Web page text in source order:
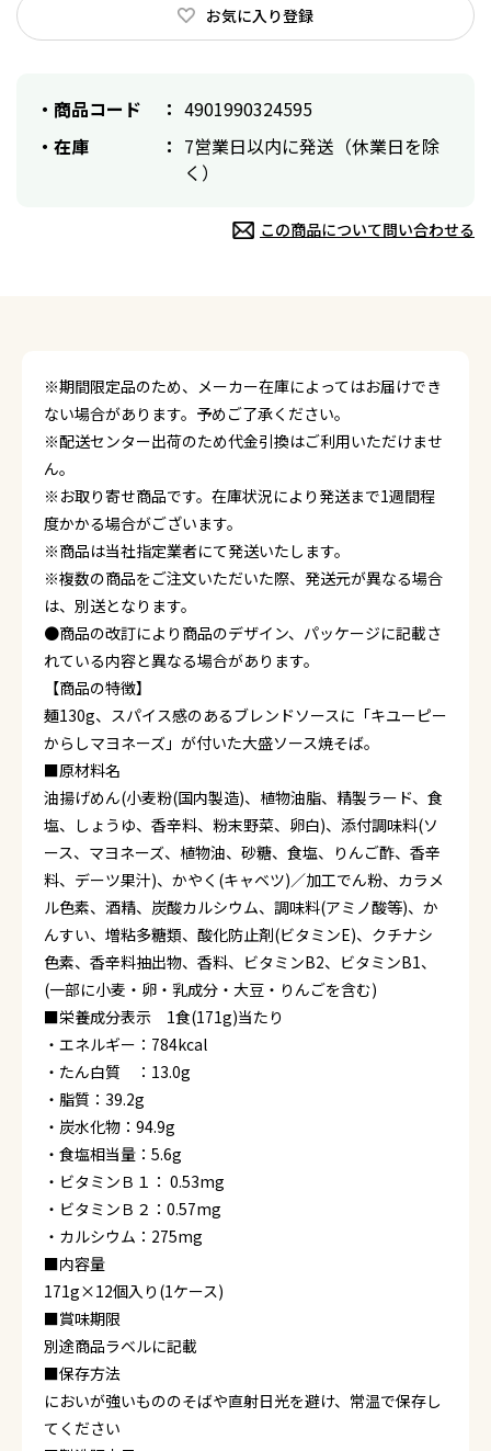
お気に入り登録
商品コード
4901990324595
在庫
7営業日以内に発送（休業日を除
く）
この商品について問い合わせる
※期間限定品のため、メーカー在庫によってはお届けでき
ない場合があります。予めご了承ください。
※配送センター出荷のため代金引換はご利用いただけませ
ん。
※お取り寄せ商品です。在庫状況により発送まで1週間程
度かかる場合がございます。
※商品は当社指定業者にて発送いたします。
※複数の商品をご注文いただいた際、発送元が異なる場合
は、別送となります。
●商品の改訂により商品のデザイン、パッケージに記載さ
れている内容と異なる場合があります。
【商品の特徴】
麺130g、スパイス感のあるブレンドソースに「キユーピー
からしマヨネーズ」が付いた大盛ソース焼そば。
■原材料名
油揚げめん(小麦粉(国内製造)、植物油脂、精製ラード、食
塩、しょうゆ、香辛料、粉末野菜、卵白)、添付調味料(ソ
ース、マヨネーズ、植物油、砂糖、食塩、りんご酢、香辛
料、デーツ果汁)、かやく(キャベツ)／加工でん粉、カラメ
ル色素、酒精、炭酸カルシウム、調味料(アミノ酸等)、か
んすい、増粘多糖類、酸化防止剤(ビタミンE)、クチナシ
色素、香辛料抽出物、香料、ビタミンB2、ビタミンB1、
(一部に小麦・卵・乳成分・大豆・りんごを含む)
■栄養成分表示 1食(171g)当たり
・エネルギー：784kcal
・たん白質 ：13.0g
・脂質：39.2g
・炭水化物：94.9g
・食塩相当量：5.6g
・ビタミンＢ１： 0.53mg
・ビタミンＢ２：0.57mg
・カルシウム：275mg
■内容量
171g×12個入り(1ケース)
■賞味期限
別途商品ラベルに記載
■保存方法
においが強いもののそばや直射日光を避け、常温で保存し
てください